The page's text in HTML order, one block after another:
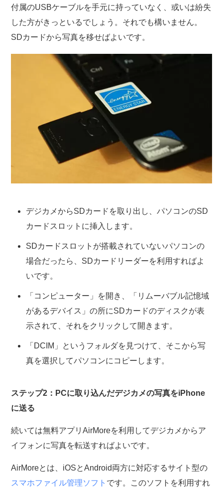
付属のUSBケーブルを手元に持っていなく、或いは紛失
した方がきっといるでしょう。それでも構いません。
SDカードから写真を移せばよいです。
デジカメからSDカードを取り出し、パソコンのSD
カードスロットに挿入します。
SDカードスロットが搭載されていないパソコンの
場合だったら、SDカードリーダーを利用すればよ
いです。
「コンピューター」を開き、「リムーバブル記憶域
があるデバイス」の所にSDカードのディスクが表
示されて、それをクリックして開きます。
「DCIM」というフォルダを見つけて、そこから写
真を選択してパソコンにコピーします。
ステップ2：PCに取り込んだデジカメの写真をiPhone
に送る
続いては無料アプリAirMoreを利用してデジカメからア
イフォンに写真を転送すればよいです。
AirMoreとは、iOSとAndroid両方に対応するサイト型の
スマホファイル管理ソフト です。このソフトを利用すれ